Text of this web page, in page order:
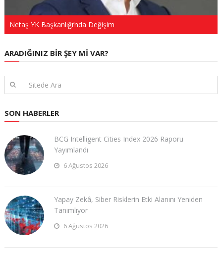
Netaş YK Başkanlığı’nda Değişim
ARADIĞINIZ BIR ŞEY MI VAR?
SON HABERLER
BCG Intelligent Cities Index 2026 Raporu
Yayımlandı
6 Ağustos 2026
Yapay Zekâ, Siber Risklerin Etki Alanını Yeniden
Tanımlıyor
6 Ağustos 2026